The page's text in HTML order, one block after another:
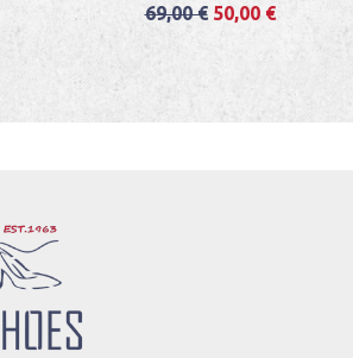
69,00 € 50,00 €